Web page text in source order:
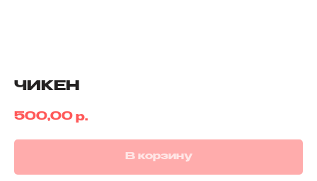
ЧИКЕН
500,00 р.
В корзину